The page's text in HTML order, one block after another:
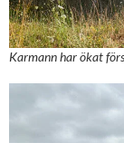
Karmann har ökat